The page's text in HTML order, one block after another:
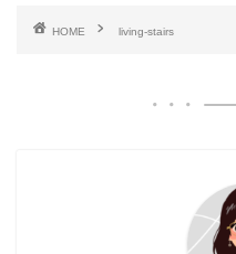
HOME living-stairs